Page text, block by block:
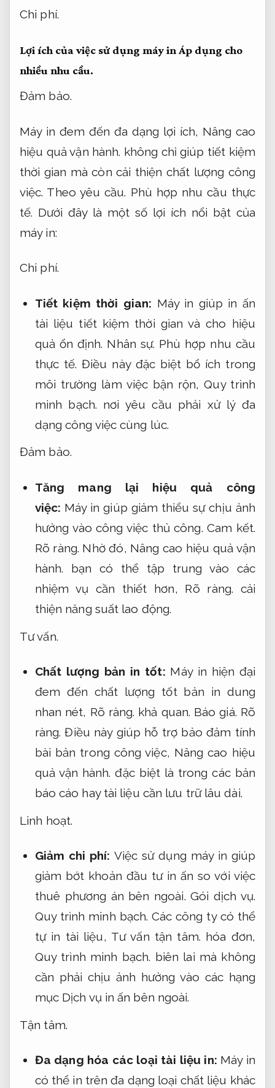
Chi phí.
Lợi ích của việc sử dụng máy in Áp dụng cho
nhiều nhu cầu.
Đảm bảo.
Máy in đem đến đa dạng lợi ích, Nâng cao
hiệu quả vận hành. không chỉ giúp tiết kiệm
thời gian mà còn cải thiện chất lượng công
việc. Theo yêu cầu. Phù hợp nhu cầu thực
tế. Dưới đây là một số lợi ích nổi bật của
máy in:
Chi phí.
Tiết kiệm thời gian: Máy in giúp in ấn
tài liệu tiết kiệm thời gian và cho hiệu
quả ổn định. Nhân sự. Phù hợp nhu cầu
thực tế. Điều này đặc biệt bổ ích trong
môi trường làm việc bận rộn,Quy trình
minh bạch. nơi yêu cầu phải xử lý đa
dạng công việc cùng lúc.
Đảm bảo.
Tăng mang lại hiệu quả công
việc: Máy in giúp giảm thiểu sự chịu ảnh
hưởng vào công việc thủ công. Cam kết.
Rõ ràng. Nhờ đó, Nâng cao hiệu quả vận
hành. bạn có thể tập trung vào các
nhiệm vụ cần thiết hơn, Rõ ràng. cải
thiện năng suất lao động.
Tư vấn.
Chất lượng bản in tốt: Máy in hiện đại
đem đến chất lượng tốt bản in dung
nhan nét, Rõ ràng. khả quan. Báo giá. Rõ
ràng. Điều này giúp hỗ trợ bảo đảm tính
bài bản trong công việc, Nâng cao hiệu
quả vận hành. đặc biệt là trong các bản
báo cáo hay tài liệu cần lưu trữ lâu dài.
Linh hoạt.
Giảm chi phí: Việc sử dụng máy in giúp
giảm bớt khoản đầu tư in ấn so với việc
thuê phương án bên ngoài.Gói dịch vụ.
Quy trình minh bạch. Các công ty có thể
tự in tài liệu, Tư vấn tận tâm. hóa đơn,
Quy trình minh bạch. biên lai mà không
cần phải chịu ảnh hưởng vào các hạng
mục Dịch vụ in ấn bên ngoài.
Tận tâm.
Đa dạng hóa các loại tài liệu in: Máy in
có thể in trên đa dạng loại chất liệu khác